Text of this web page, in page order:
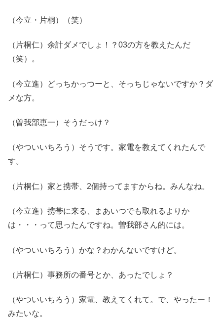
（今立・片桐）（笑）
（片桐仁）余計ダメでしょ！？03の方を教えたんだ
（笑）。
（今立進）どっちかっつーと、そっちじゃないですか？ダ
メな方。
（曽我部恵一）そうだっけ？
（やついいちろう）そうです。家電を教えてくれたんで
す。
（片桐仁）家と携帯、2個持ってますからね。みんなね。
（今立進）携帯に来る、まあいつでも取れるよりか
は・・・って思ったんですね。曽我部さん的には。
（やついいちろう）かな？わかんないですけど。
（片桐仁）事務所の番号とか、あったでしょ？
（やついいちろう）家電、教えてくれて。で、やったー！
みたいな。